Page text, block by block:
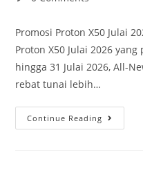
Promosi Proton X50 Julai
Proton X50 Julai 2026
hingga 31 Julai 2026, All-
rebat tunai lebih…
Continue Reading